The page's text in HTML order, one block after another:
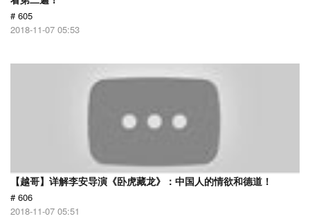
# 605
2018-11-07 05:53
【越哥】详解李安导演《卧虎藏龙》：中国人的情欲和德道！
# 606
2018-11-07 05:51